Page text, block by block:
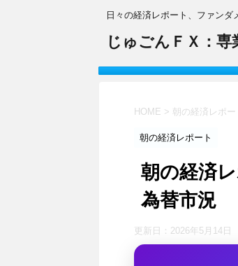
日々の経済レポート、ファン
じゅごんＦＸ：
HOME > 朝の経済レポー
朝の経済レポート
朝の経済
為替市況
更新日： 2026年5月14日